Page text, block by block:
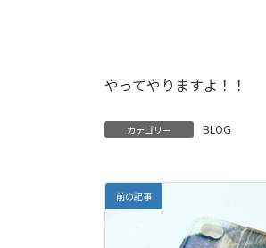
やってやりますよ！！
カテゴリー BLOG
前の記事